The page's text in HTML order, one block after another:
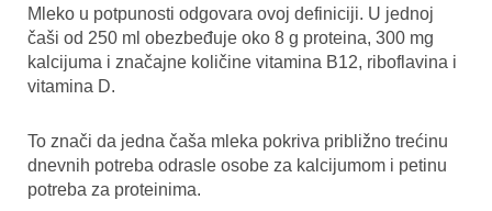
Mleko u potpunosti odgovara ovoj definiciji. U jednoj
čaši od 250 ml obezbeđuje oko 8 g proteina, 300 mg
kalcijuma i značajne količine vitamina B12, riboflavina i
vitamina D.
To znači da jedna čaša mleka pokriva približno trećinu
dnevnih potreba odrasle osobe za kalcijumom i petinu
potreba za proteinima.